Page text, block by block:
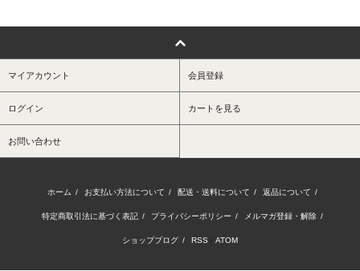
マイアカウント 会員登録
ログイン カートを見る
お問い合わせ
ホーム / お支払い方法について / 配送・送料について / 返品について /
特定商取引法に基づく表記 / プライバシーポリシー / メルマガ登録・解除 /
ショップブログ / RSS ATOM